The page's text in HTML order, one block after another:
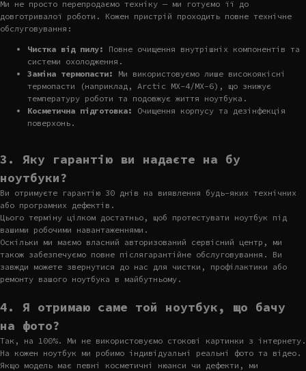
Ми не просто перепродаємо техніку — ми готуємо її до
довготривалої роботи. Кожен пристрій проходить повне технічне
обслуговування:
Чистка від пилу:
Повне очищення внутрішніх компонентів та
системи охолодження.
Заміна термопасти:
Ми використовуємо лише високоякісні
термопасти (наприклад, Arctic MX-4/MX-6), що знижує
температуру роботи та подовжує життя ноутбука.
Косметична підготовка:
Очищення корпусу та дезінфекція
поверхонь.
3. Яку гарантію ви надаєте на бу
ноутбуки?
Ви отримуєте гарантію 30 днів на виявлення будь-яких технічних
або програмних дефектів.
Цього терміну цілком достатньо, щоб протестувати ноутбук під
вашими робочими навантаженнями.
Оскільки ми маємо власний авторизований сервісний центр, ми
також забезпечуємо повне післягарантійне обслуговування. Ви
завжди можете звернутися до нас для чистки, профілактики або
ремонту вашого ноутбука в майбутньому.
4. Я отримаю саме той ноутбук, що бачу
на фото?
Так, на 100%. Ми не використовуємо стокові картинки з інтернету.
На кожен ноутбук ми робимо індивідуальні реальні фото та відео.
Якщо модель має певні косметичні нюанси чи дефекти, ми